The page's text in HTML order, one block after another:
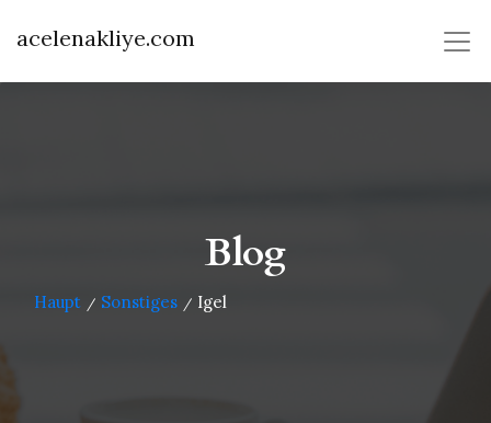
acelenakliye.com
Blog
Haupt / Sonstiges / Igel